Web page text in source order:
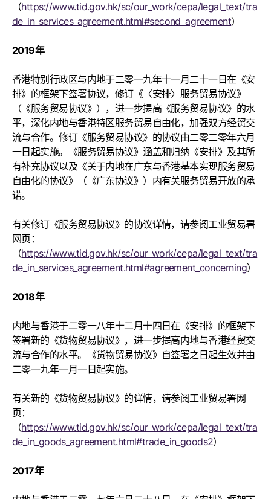
（https://www.tid.gov.hk/sc/our_work/cepa/legal_text/tra
de_in_services_agreement.html#second_agreement）
2019年
香港特别行政区与内地于二零一九年十一月二十一日在《安
排》的框架下签署协议，修订《〈安排〉服务贸易协议》
（《服务贸易协议》），进一步提高《服务贸易协议》的水
平，深化内地与香港特区服务贸易自由化，加强双方经贸交
流与合作。修订《服务贸易协议》的协议由二零二零年六月
一日起实施。《服务贸易协议》涵盖和归纳《安排》及其所
有补充协议以及《关于内地在广东与香港基本实现服务贸易
自由化的协议》（《广东协议》）内有关服务贸易开放的承
诺。
有关修订《服务贸易协议》的协议详情，请参阅工业贸易署
网页：
（https://www.tid.gov.hk/sc/our_work/cepa/legal_text/tra
de_in_services_agreement.html#agreement_concerning）
2018年
内地与香港于二零一八年十二月十四日在《安排》的框架下
签署新的《货物贸易协议》，进一步提高内地与香港经贸交
流与合作的水平。《货物贸易协议》自签署之日起生效并由
二零一九年一月一日起实施。
有关新的《货物贸易协议》的详情，请参阅工业贸易署网
页：
（https://www.tid.gov.hk/sc/our_work/cepa/legal_text/tra
de_in_goods_agreement.html#trade_in_goods2）
2017年